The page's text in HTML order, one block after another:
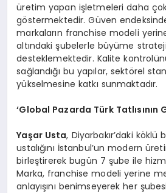
üretim yapan işletmeleri daha
göstermektedir. Güven
markaların franchise modeli
altındaki şubelerle büyüme
desteklemektedir. Kalite
sağlandığı bu yapılar, sektörel
yükselmesine katkı sunmaktadır.
‘Global Pazarda Türk Tatlısının
Yaşar Usta, Diyarbakır’daki köklü
ustalığını İstanbul’un modern
birleştirerek bugün 7 şube ile
Marka, franchise modeli yerine
anlayışını benimseyerek her